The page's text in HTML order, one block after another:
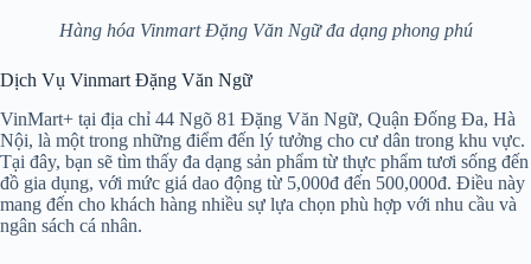
Hàng hóa Vinmart Đặng Văn Ngữ đa dạng phong phú
Dịch Vụ Vinmart Đặng Văn Ngữ
VinMart+ tại địa chỉ 44 Ngõ 81 Đặng Văn Ngữ, Quận Đống Đa, Hà
Nội, là một trong những điểm đến lý tưởng cho cư dân trong khu vực.
Tại đây, bạn sẽ tìm thấy đa dạng sản phẩm từ thực phẩm tươi sống đến
đồ gia dụng, với mức giá dao động từ 5,000đ đến 500,000đ. Điều này
mang đến cho khách hàng nhiều sự lựa chọn phù hợp với nhu cầu và
ngân sách cá nhân.